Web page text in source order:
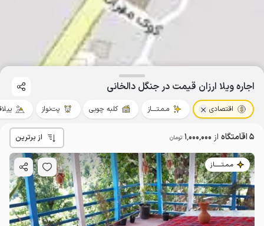
اجاره ویلا ارزان قیمت در جنگل دالخانی
اقتصادی مـمـتــــاز کلبه چوبی پت‌نواز
5 اقامتگاه از 1٬000٬000 تومان از برترین
مـمـتــــــاز